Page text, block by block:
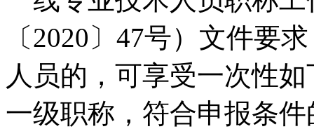
〔2020〕47号）文件要
人员的，可享受一次性
一级职称，符合申报条